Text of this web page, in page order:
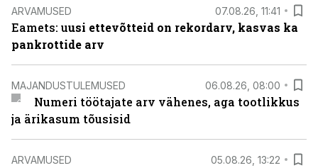
ARVAMUSED 07.08.26, 11:41
Eamets: uusi ettevõtteid on rekordarv, kasvas ka
pankrottide arv
MAJANDUSTULEMUSED 06.08.26, 08:00
Numeri töötajate arv vähenes, aga tootlikkus
ja ärikasum tõusisid
ARVAMUSED 05.08.26, 13:22